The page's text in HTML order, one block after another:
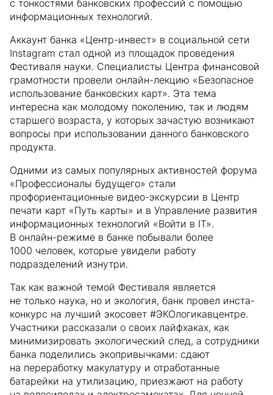
с тонкостями банковских профессий с помощью
информационных технологий.
Аккаунт банка «Центр-инвест» в социальной сети
Instagram стал одной из площадок проведения
Фестиваля науки. Специалисты Центра финансовой
грамотности провели онлайн-лекцию «Безопасное
использование банковских карт». Эта тема
интересна как молодому поколению, так и людям
старшего возраста, у которых зачастую возникают
вопросы при использовании данного банковского
продукта.
Одними из самых популярных активностей форума
«Профессионалы будущего» стали
профориентационные видео-экскурсии в Центр
печати карт «Путь карты» и в Управление развития
информационных технологий «Войти в IT».
В онлайн-режиме в банке побывали более
1000 человек, которые увидели работу
подразделений изнутри.
Так как важной темой Фестиваля является
не только наука, но и экология, банк провел инста-
конкурс на лучший экосовет #ЭКОлогикавцентре.
Участники рассказали о своих лайфхаках, как
минимизировать экологический след, а сотрудники
банка поделились экопривычками: сдают
на переработку макулатуру и отработанные
батарейки на утилизацию, приезжают на работу